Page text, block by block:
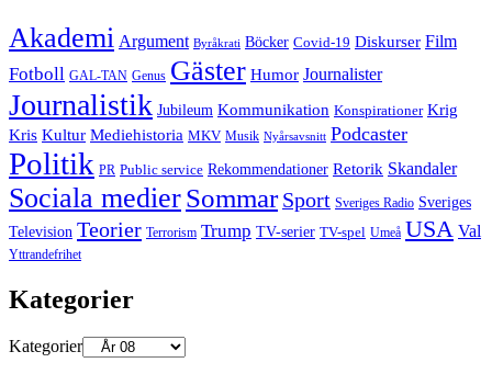
Akademi Argument Byråkrati Böcker Covid-19 Diskurser Film
Fotboll GAL-TAN Genus Gäster Humor Journalister
Journalistik Jubileum Kommunikation Konspirationer Krig
Kris Kultur Mediehistoria MKV Musik Nyårsavsnitt Podcaster
Politik PR Public service Rekommendationer Retorik Skandaler
Sociala medierSommar Sport Sveriges Radio Sveriges
Television Teorier Terrorism Trump TV-serier TV-spel Umeå USA Val
Yttrandefrihet
Kategorier
Kategorier